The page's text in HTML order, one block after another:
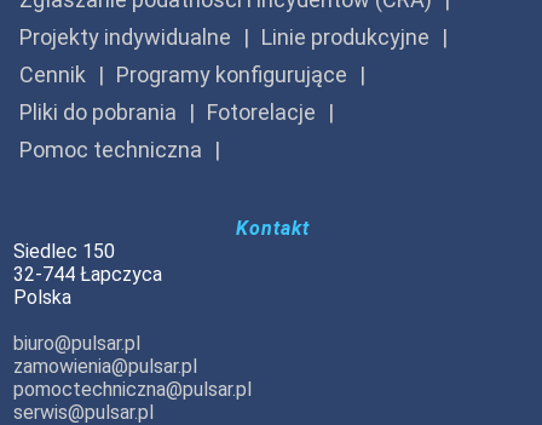
Projekty indywidualne
Linie produkcyjne
Cennik
Programy konfigurujące
Pliki do pobrania
Fotorelacje
Pomoc techniczna
Kontakt
Siedlec 150
32-744 Łapczyca
Polska
biuro@pulsar.pl
zamowienia@pulsar.pl
pomoctechniczna@pulsar.pl
serwis@pulsar.pl